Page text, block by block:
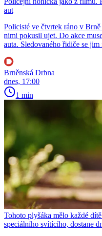
aut
Policisté ve čtvrtek ráno v
nimi pokusil ujet. Do akce
auta. Sledovaného řidiče se
Brněnská Drbna
dnes, 17:00
1 min
Tohoto plyšáka mělo každé
speciálního svítícího, dostane